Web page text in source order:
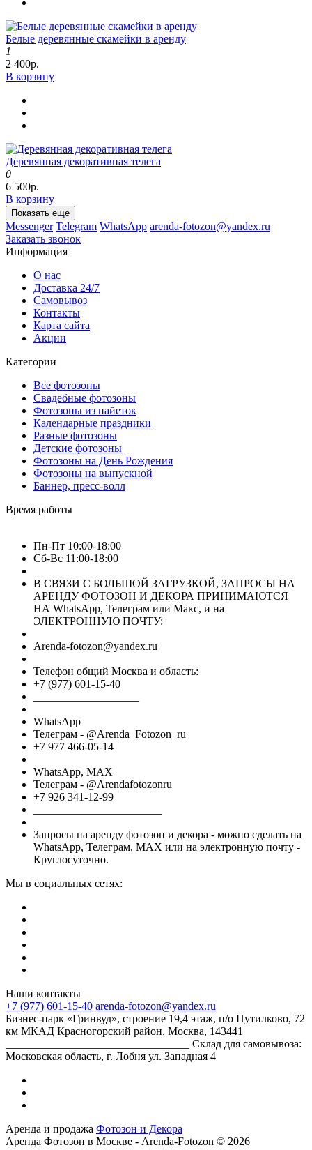
Белые деревянные скамейки в аренду
1
2 400р.
В корзину
Деревянная декоративная телега
0
6 500р.
В корзину
Показать еще
Messenger Telegram WhatsApp arenda-fotozon@yandex.ru
Заказать звонок
Информация
О нас
Доставка 24/7
Самовывоз
Контакты
Карта сайта
Акции
Категории
Все фотозоны
Свадебные фотозоны
Фотозоны из пайеток
Календарные праздники
Разные фотозоны
Детские фотозоны
Фотозоны на День Рождения
Фотозоны на выпускной
Баннер, пресс-волл
Время работы
Пн-Пт 10:00-18:00
Сб-Вс 11:00-18:00
В СВЯЗИ С БОЛЬШОЙ ЗАГРУЗКОЙ, ЗАПРОСЫ НА
АРЕНДУ ФОТОЗОН И ДЕКОРА ПРИНИМАЮТСЯ
НА WhatsApp, Телеграм или Макс, и на
ЭЛЕКТРОННУЮ ПОЧТУ:
Arenda-fotozon@yandex.ru
Телефон общий Москва и область:
+7 (977) 601-15-40
WhatsApp
Телеграм - @Arenda_Fotozon_ru
+7 977 466-05-14
WhatsApp, МАХ
Телеграм - @Arendafotozonru
+7 926 341-12-99
Запросы на аренду фотозон и декора - можно сделать на
WhatsApp, Телеграм, МАХ или на электронную почту -
Круглосуточно.
Мы в социальных сетях:
Наши контакты
+7 (977) 601-15-40 arenda-fotozon@yandex.ru
Бизнес-парк «Гринвуд», строение 19,4 этаж, п/о Путилково, 72
км МКАД Красногорский район, Москва, 143441
_________________________________ Склад для самовывоза:
Московская область, г. Лобня ул. Западная 4
Аренда и продажа Фотозон и Декора
Аренда Фотозон в Москве - Arenda-Fotozon © 2026